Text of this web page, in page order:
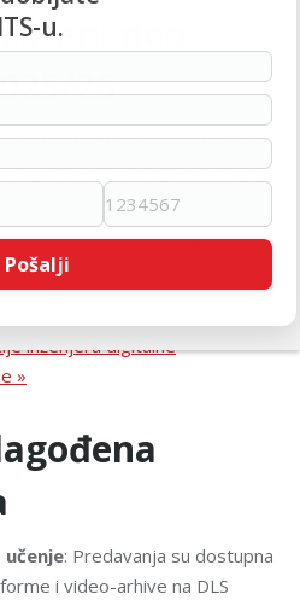
deo
26
OVDEili telefonom na011/40-
za upis saznaćete sve detalje u
deo nove generacije po
meseca, posle toga cene
inženjera digitalne
»
: Predavanja su dostupna
i video-arhive na DLS
u.